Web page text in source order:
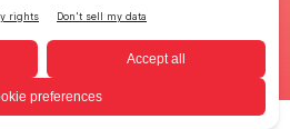
German